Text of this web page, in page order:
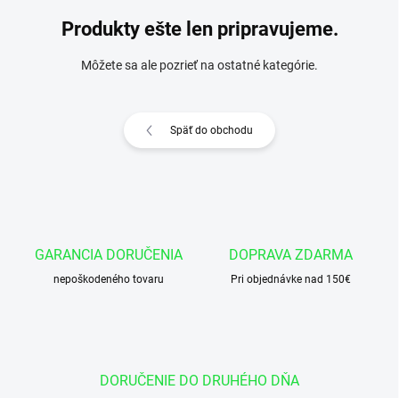
Produkty ešte len pripravujeme.
Môžete sa ale pozrieť na ostatné kategórie.
Späť do obchodu
GARANCIA DORUČENIA
nepoškodeného tovaru
DOPRAVA ZDARMA
Pri objednávke nad 150€
DORUČENIE DO DRUHÉHO DŇA